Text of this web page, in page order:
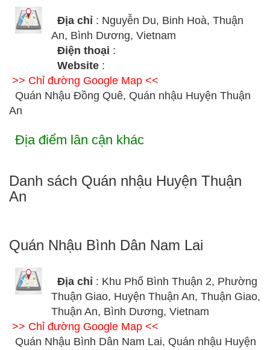
Địa chỉ : Nguyễn Du, Binh Hoà, Thuận
An, Bình Dương, Vietnam
Điện thoại :
Website :
>> Chỉ đường Google Map <<
Quán Nhậu Đồng Quê, Quán nhậu Huyện Thuận
An
Địa điểm lân cận khác
Danh sách Quán nhậu Huyện Thuận
An
Quán Nhậu Bình Dân Nam Lai
Địa chỉ : Khu Phố Bình Thuận 2, Phường
Thuận Giao, Huyện Thuận An, Thuận Giao,
Thuận An, Bình Dương, Vietnam
>> Chỉ đường Google Map <<
Quán Nhậu Bình Dân Nam Lai, Quán nhậu Huyện